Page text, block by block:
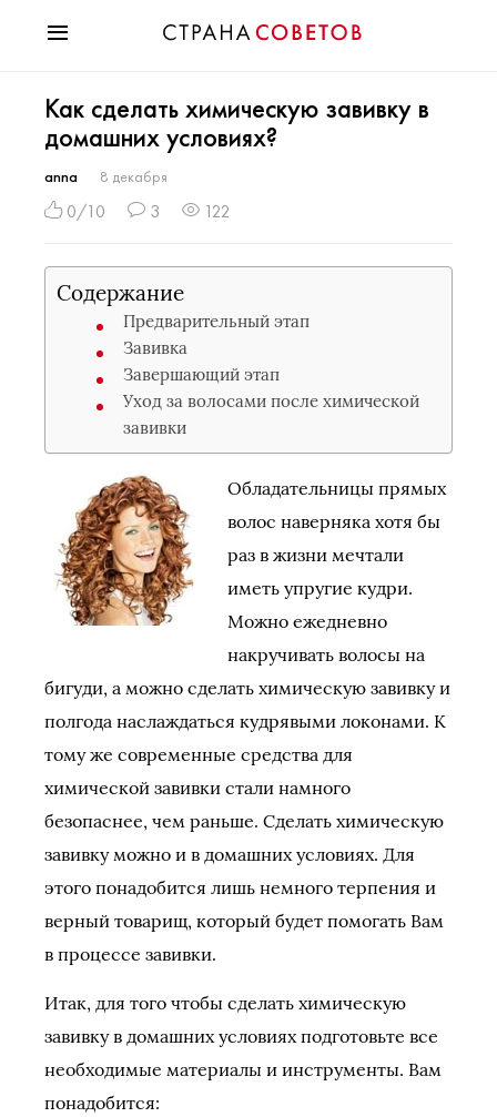
Мода
Звезды
Гороскопы
Здоровье
Хобби
Разное
Праздники
Как сделать химическую завивку в
домашних условиях?
anna 8 декабря
0/10 3 122
Содержание
Предварительный этап
Завивка
Завершающий этап
Уход за волосами после химической
завивки
Обладательницы прямых
волос наверняка хотя бы
раз в жизни мечтали
иметь упругие кудри.
Можно ежедневно
накручивать волосы на
бигуди, а можно сделать химическую завивку и
полгода наслаждаться кудрявыми локонами. К
тому же современные средства для
химической завивки стали намного
безопаснее, чем раньше. Сделать химическую
завивку можно и в домашних условиях. Для
этого понадобится лишь немного терпения и
верный товарищ, который будет помогать Вам
в процессе завивки.
Итак, для того чтобы сделать химическую
завивку в домашних условиях подготовьте все
необходимые материалы и инструменты. Вам
понадобится: